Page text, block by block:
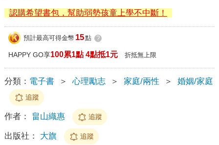
認購希望書包，幫助弱勢孩童上學不中斷！
預計最高可得金幣 15點 ?
HAPPY GO享100累1點 4點抵1元 折抵無上限
分類： 電子書 ＞ 心理勵志 ＞ 家庭/兩性 ＞ 婚姻/家庭
追蹤
作者： 畠山織惠 追蹤
出版社： 大旗 追蹤